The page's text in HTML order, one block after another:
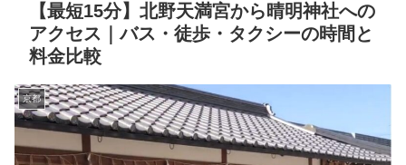
【最短15分】北野天満宮から晴明神社への
アクセス｜バス・徒歩・タクシーの時間と
料金比較
京都